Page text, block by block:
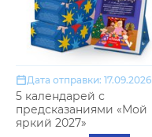
Дата отправки: 17.09.2026
5 календарей с
предсказаниями «Мой
яркий 2027»